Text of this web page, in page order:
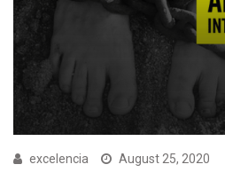
excelencia August 25, 2020